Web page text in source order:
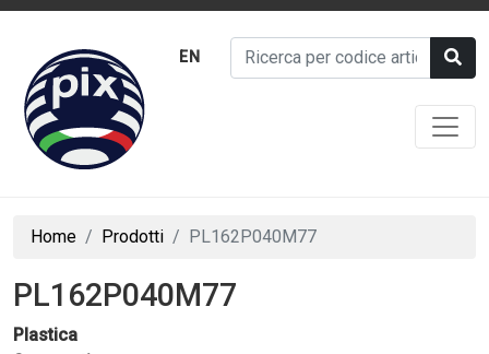
EN
Home Prodotti PL162P040M77
PL162P040M77
Plastica